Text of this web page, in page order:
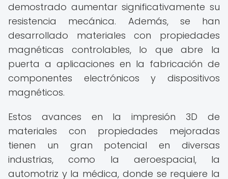
demostrado aumentar significativamente su
resistencia mecánica. Además, se han
desarrollado materiales con propiedades
magnéticas controlables, lo que abre la
puerta a aplicaciones en la fabricación de
componentes electrónicos y dispositivos
magnéticos.
Estos avances en la impresión 3D de
materiales con propiedades mejoradas
tienen un gran potencial en diversas
industrias, como la aeroespacial, la
automotriz y la médica, donde se requiere la